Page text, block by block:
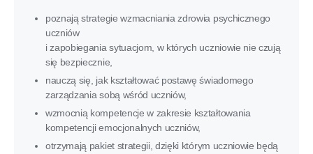
poznają strategie wzmacniania zdrowia psychicznego
uczniów
i zapobiegania sytuacjom, w których uczniowie nie czują
się bezpiecznie,
nauczą się, jak kształtować postawę świadomego
zarządzania sobą wśród uczniów,
wzmocnią kompetencje w zakresie kształtowania
kompetencji emocjonalnych uczniów,
otrzymają pakiet strategii, dzięki którym uczniowie będą